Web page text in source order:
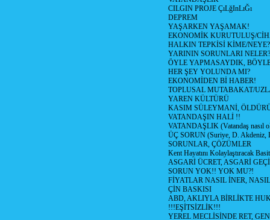
CILGIN PROJE ÇıLğInLıĞı
DEPREM
YAŞARKEN YAŞAMAK!
EKONOMİK KURUTULUŞ/
HALKIN TEPKİSİ KİME/NEYE?
YARININ SORUNLARI NELER?
ÖYLE YAPMASAYDIK,
HER ŞEY YOLUNDA MI?
EKONOMİDEN Bİ HABER!
TOPLUSAL MUTABAKAT/
YAREN KÜLTÜRÜ
KASIM SÜLEYMANİ,
VATANDAŞIN HALİ !!
VATANDAŞLIK (Vatandaş nasıl
ÜÇ SORUN (Suriye, D. Akdeniz,
SORUNLAR, ÇÖZÜMLER
Kent Hayatını Kolaylaştıracak
ASGARİ ÜCRET, ASGARİ
SORUN YOK!! YOK MU?!
FİYATLAR NASIL İNER,
ÇİN BASKISI
ABD, AKLIYLA BİRLİKTE
!!!EŞİTSİZLİK!!!
YEREL MECLİSİNDE RET,